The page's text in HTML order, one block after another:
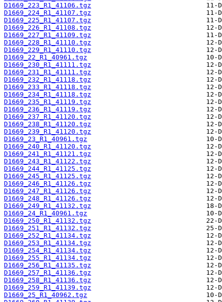
D1669_223_R1_41106.tgz
D1669_224_R1_41107.tgz
D1669_225_R1_41107.tgz
D1669_226_R1_41108.tgz
D1669_227_R1_41109.tgz
D1669_228_R1_41110.tgz
D1669_229_R1_41110.tgz
D1669_22_R1_40961.tgz
D1669_230_R1_41111.tgz
D1669_231_R1_41111.tgz
D1669_232_R1_41118.tgz
D1669_233_R1_41118.tgz
D1669_234_R1_41118.tgz
D1669_235_R1_41119.tgz
D1669_236_R1_41119.tgz
D1669_237_R1_41120.tgz
D1669_238_R1_41120.tgz
D1669_239_R1_41120.tgz
D1669_23_R1_40961.tgz
D1669_240_R1_41120.tgz
D1669_241_R1_41121.tgz
D1669_243_R1_41122.tgz
D1669_244_R1_41125.tgz
D1669_245_R1_41125.tgz
D1669_246_R1_41126.tgz
D1669_247_R1_41126.tgz
D1669_248_R1_41126.tgz
D1669_249_R1_41132.tgz
D1669_24_R1_40961.tgz
D1669_250_R1_41132.tgz
D1669_251_R1_41132.tgz
D1669_252_R1_41134.tgz
D1669_253_R1_41134.tgz
D1669_254_R1_41134.tgz
D1669_255_R1_41134.tgz
D1669_256_R1_41135.tgz
D1669_257_R1_41136.tgz
D1669_258_R1_41136.tgz
D1669_259_R1_41139.tgz
D1669_25_R1_40962.tgz